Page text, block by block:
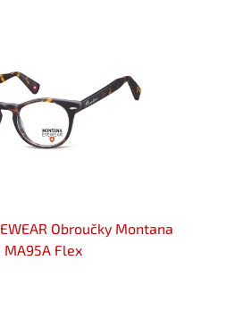
Obroučky Montana
MA95A Flex